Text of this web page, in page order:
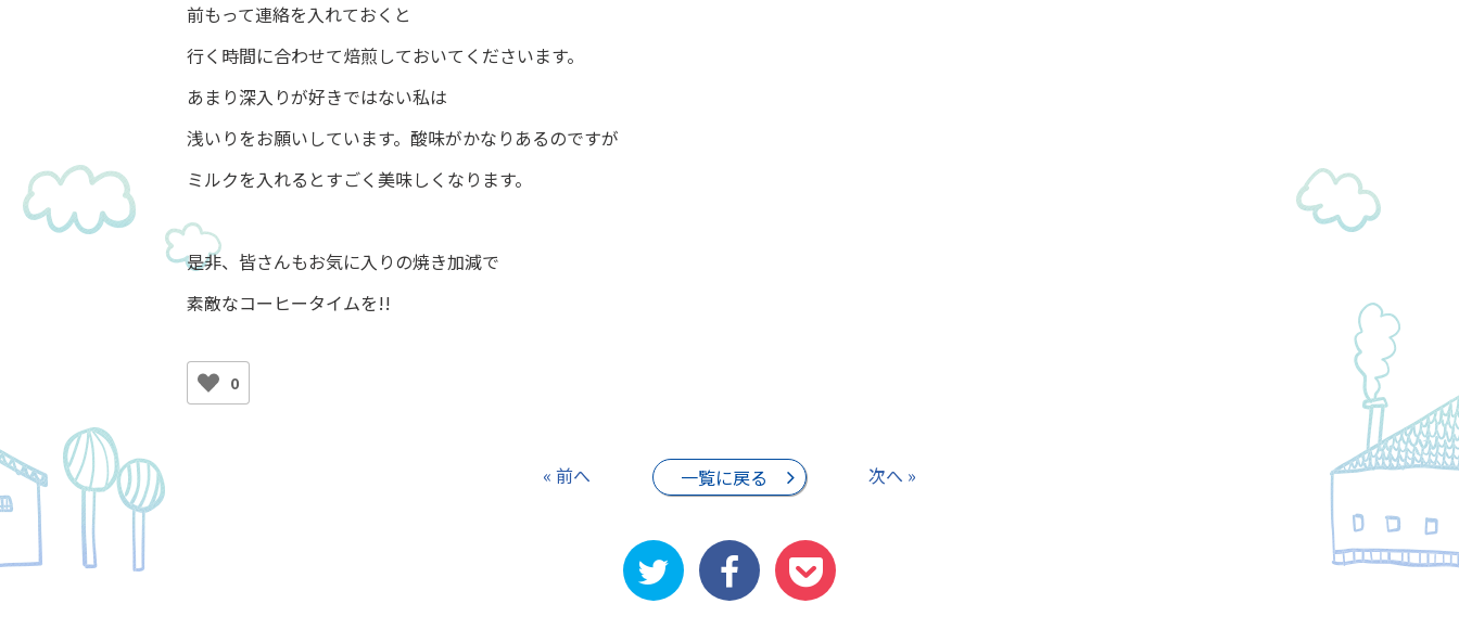
前もって連絡を入れておくと
行く時間に合わせて焙煎しておいてくださいます。
あまり深入りが好きではない私は
浅いりをお願いしています。酸味がかなりあるのですが
ミルクを入れるとすごく美味しくなります。
是非、皆さんもお気に入りの焼き加減で
素敵なコーヒータイムを!!
0
« 前へ 一覧に戻る 次へ »